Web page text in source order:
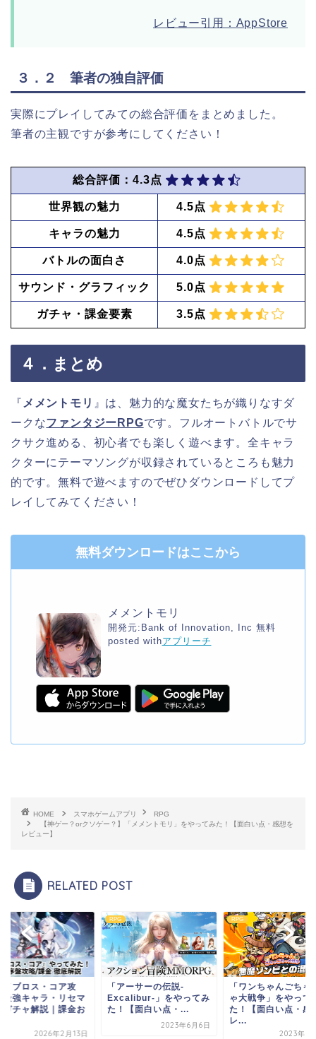
レビュー引用：AppStore
３．２ 筆者の独自評価
実際にプレイしてみての総合評価をまとめました。
筆者の主観ですが参考にしてください！
総合評価：4.3点
世界観の魅力 4.5点
キャラの魅力 4.5点
バトルの面白さ 4.0点
サウンド・グラフィック 5.0点
ガチャ・課金要素 3.5点
４．まとめ
『 メメントモリ 』は、魅力的な魔女たちが織りなすダ
ークなファンタジーRPGです。フルオートバトルでサ
クサク進める、初心者でも楽しく遊べます。全キャラ
クターにテーマソングが収録されているところも魅力
的です。無料で遊べますのでぜひダウンロードしてプ
レイしてみてください！
無料ダウンロードはここから
メメントモリ
開発元: Bank of Innovation, Inc 無料
posted withアプリーチ
HOME スマホゲームアプリ
RPG
【神ゲー？orクソゲー？】「メメントモリ」をやってみた！【面白い点・感想を
レビュー】
RELATED POST
RPG
「アーサーの伝説-
Excalibur-」をやってみ
た！【面白い点・...
RPG
「ワンちゃんごちゃごち
ゃ大戦争」をやってみ
た！【面白い点・感想を
レ...
RPG
【ダイブ
略】最強
ラ・ガチ